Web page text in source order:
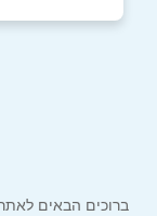
טלפון*
ברוכים הבאים